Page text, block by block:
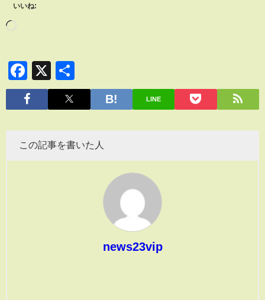
いいね:
Facebook
X
有
LINE
この記事を書いた人
news23vip